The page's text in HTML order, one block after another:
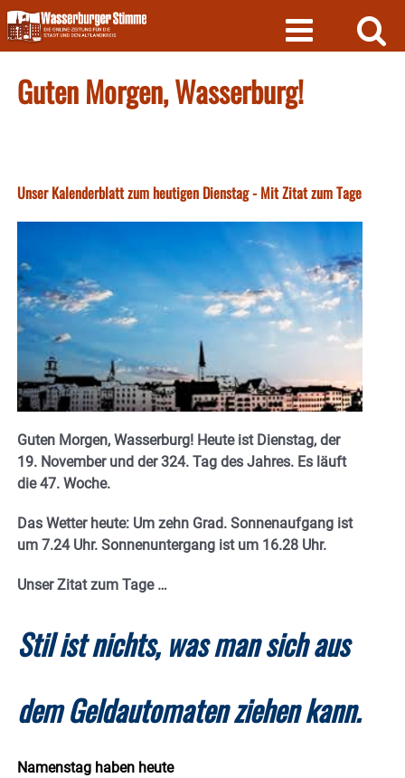
Skip
to
content
Guten Morgen, Wasserburg!
Unser Kalenderblatt zum heutigen Dienstag - Mit Zitat zum Tage
Guten Morgen, Wasserburg! Heute ist Dienstag, der
19. November und der 324. Tag des Jahres. Es läuft
die 47. Woche.
Das Wetter heute: Um zehn Grad. Sonnenaufgang ist
um 7.24 Uhr. Sonnenuntergang ist um 16.28 Uhr.
Unser Zitat zum Tage …
Stil ist nichts, was man sich aus
dem Geldautomaten ziehen kann.
Namenstag haben heute